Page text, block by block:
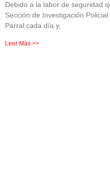
Debido a la labor de seguridad
Sección de Investigación
Parral cada día y,
Leer Más >>